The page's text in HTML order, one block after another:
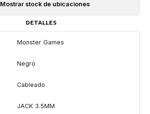
Mostrar stock de ubicaciones
DETALLES
Monster Games
Negro
Cableado
JACK 3.5MM